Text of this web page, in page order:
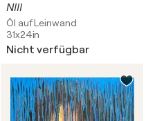
NIII
Öl auf Leinwand
31x24in
Nicht verfügbar